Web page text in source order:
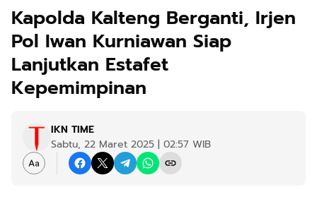
Kapolda Kalteng Berganti, Irjen
Pol Iwan Kurniawan Siap
Lanjutkan Estafet
Kepemimpinan
IKN TIME
Sabtu, 22 Maret 2025 | 02:57 WIB